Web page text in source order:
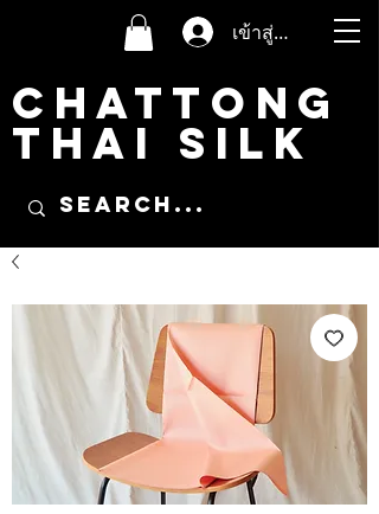
เข้าสู่ระบบ
CHATTONG
THAI SILK